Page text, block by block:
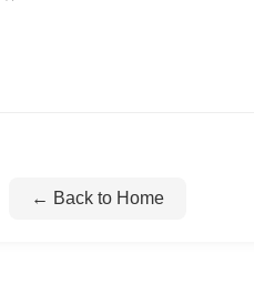
← Back to Home